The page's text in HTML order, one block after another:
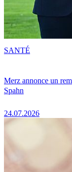
Merz annonce un
Spahn
24.07.2026
SANTÉ